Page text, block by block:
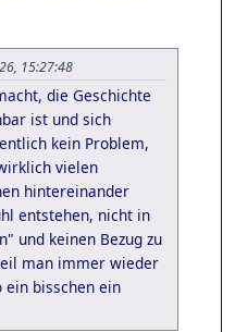
15:27:48
die Geschichte
ist und sich
kein Problem,
vielen
hintereinander
entstehen, nicht in
und keinen Bezug zu
man immer wieder
ein bisschen ein